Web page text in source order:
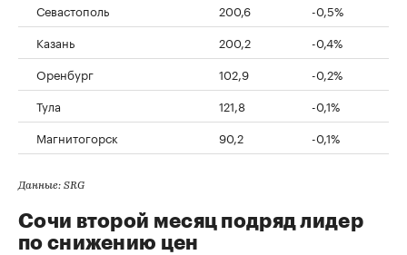
Севастополь
200,6
-0,5%
Казань
200,2
-0,4%
Оренбург
102,9
-0,2%
Тула
121,8
-0,1%
Магнитогорск
90,2 -0,1%
Данные: SRG
Сочи второй месяц подряд лидер
по снижению цен